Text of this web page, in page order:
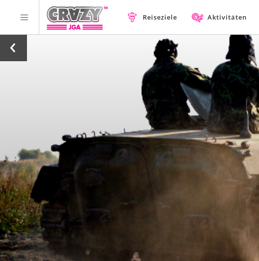
Reiseziele Aktivitäten